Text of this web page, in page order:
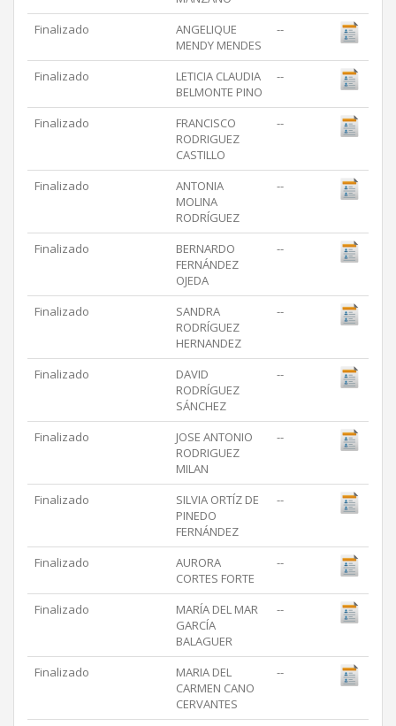
Finalizado
ANGELIQUE
MENDY MENDES
--
Finalizado
LETICIA CLAUDIA
BELMONTE PINO
--
Finalizado
FRANCISCO
RODRIGUEZ
CASTILLO
--
Finalizado
ANTONIA
MOLINA
RODRÍGUEZ
--
Finalizado
BERNARDO
FERNÁNDEZ
OJEDA
--
Finalizado
SANDRA
RODRÍGUEZ
HERNANDEZ
--
Finalizado
DAVID
RODRÍGUEZ
SÁNCHEZ
--
Finalizado
JOSE ANTONIO
RODRIGUEZ
MILAN
--
Finalizado
SILVIA ORTÍZ DE
PINEDO
FERNÁNDEZ
--
Finalizado
AURORA
CORTES FORTE
--
Finalizado
MARÍA DEL MAR
GARCÍA
BALAGUER
--
Finalizado
MARIA DEL
CARMEN CANO
CERVANTES
--